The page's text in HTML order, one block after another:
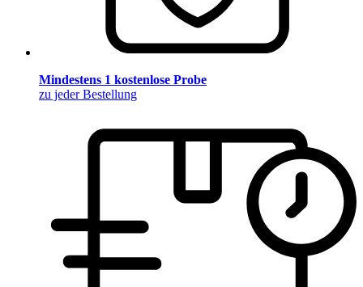
Mindestens 1 kostenlose Probe
zu jeder Bestellung